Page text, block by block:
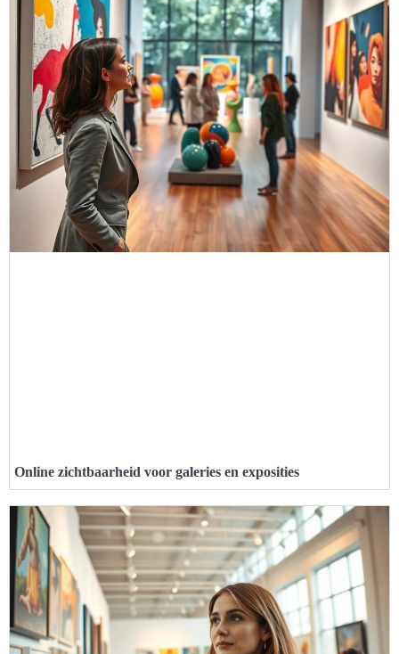
Online zichtbaarheid voor galeries en exposities